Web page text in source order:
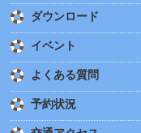
ダウンロード
イベント
よくある質問
予約状況